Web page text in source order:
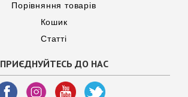
Порівняння товарів
Кошик
Статті
ПРИЄДНУЙТЕСЬ ДО НАС